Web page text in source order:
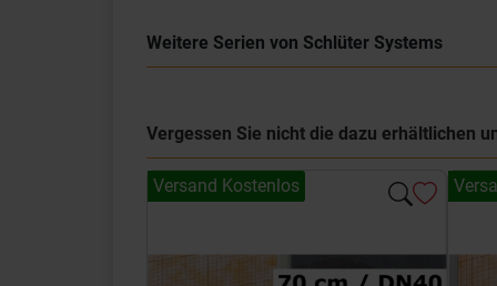
Weitere Serien von Schlüter Systems
Vergessen Sie nicht die dazu erhältlichen
Versand Kostenlos